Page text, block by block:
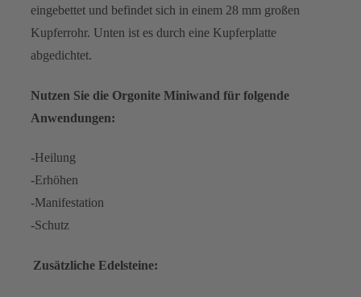
eingebettet und befindet sich in einem 28 mm großen
Kupferrohr. Unten ist es durch eine Kupferplatte
abgedichtet.
Nutzen Sie die Orgonite Miniwand für folgende
Anwendungen:
-Heilung
-Erhöhen
-Manifestation
-Schutz
Zusätzliche Edelsteine: